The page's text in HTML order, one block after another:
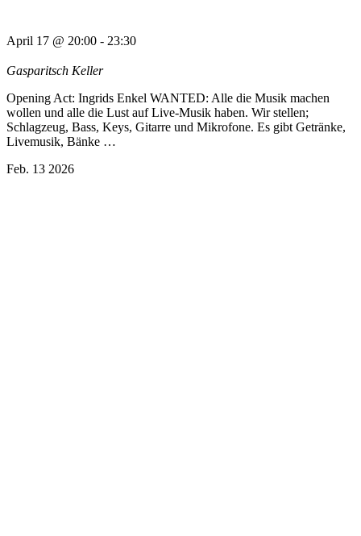
April 17 @ 20:00 - 23:30
Gasparitsch Keller
Opening Act: Ingrids Enkel WANTED: Alle die Musik machen
wollen und alle die Lust auf Live-Musik haben. Wir stellen;
Schlagzeug, Bass, Keys, Gitarre und Mikrofone. Es gibt Getränke,
Livemusik, Bänke …
Feb. 13 2026